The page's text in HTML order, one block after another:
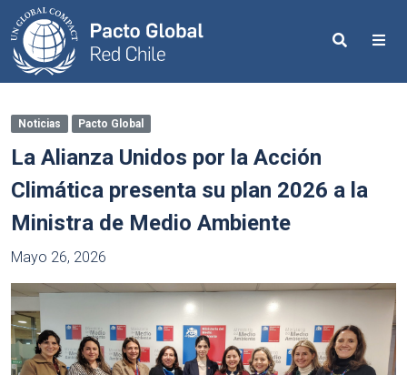
Search
Noticias Pacto Global
La Alianza Unidos por la Acción
Climática presenta su plan 2026 a la
Ministra de Medio Ambiente
Mayo 26, 2026